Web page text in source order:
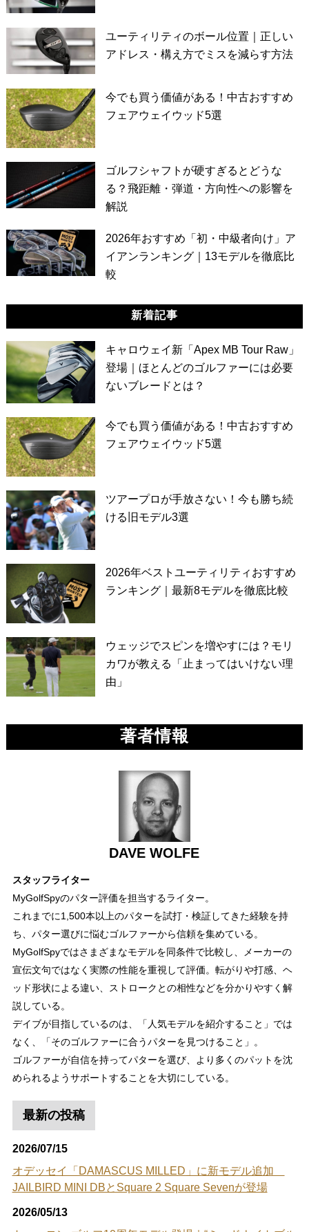
ユーティリティのボール位置｜正しい
アドレス・構え方でミスを減らす方法
今でも買う価値がある！中古おすすめ
フェアウェイウッド5選
ゴルフシャフトが硬すぎるとどうな
る？飛距離・弾道・方向性への影響を
解説
2026年おすすめ「初・中級者向け」ア
イアンランキング｜13モデルを徹底比
較
新着記事
キャロウェイ新「Apex MB Tour Raw」
登場｜ほとんどのゴルファーには必要
ないブレードとは？
今でも買う価値がある！中古おすすめ
フェアウェイウッド5選
ツアープロが手放さない！今も勝ち続
ける旧モデル3選
2026年ベストユーティリティおすすめ
ランキング｜最新8モデルを徹底比較
ウェッジでスピンを増やすには？モリ
カワが教える「止まってはいけない理
由」
著者情報
DAVE WOLFE
スタッフライター
MyGolfSpyのパター評価を担当するライター。
これまでに1,500本以上のパターを試打・検証してきた経験を持
ち、パター選びに悩むゴルファーから信頼を集めている。
MyGolfSpyではさまざまなモデルを同条件で比較し、メーカーの
宣伝文句ではなく実際の性能を重視して評価。転がりや打感、ヘ
ッド形状による違い、ストロークとの相性などを分かりやすく解
説している。
デイブが目指しているのは、「人気モデルを紹介すること」では
なく、「そのゴルファーに合うパターを見つけること」。
ゴルファーが自信を持ってパターを選び、より多くのパットを沈
められるようサポートすることを大切にしている。
最新の投稿
2026/07/15
オデッセイ「DAMASCUS MILLED」に新モデル追加
JAILBIRD MINI DBとSquare 2 Square Sevenが登場
2026/05/13